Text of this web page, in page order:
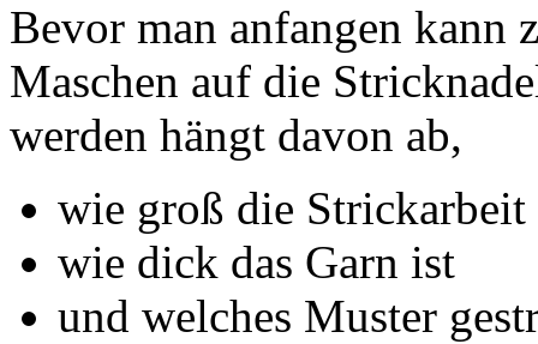
Bevor man anfangen kann
Maschen auf die
werden hängt davon ab,
wie groß die
wie dick das Garn ist
und welches Muster